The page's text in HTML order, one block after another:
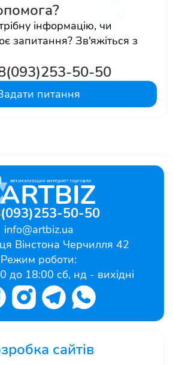
інформацію, чи
запитання? Зв'яжіться з
50-50
питання
50-50
info@artbiz.ua
Вінстона Черчилля 42
Режим роботи:
до 18:00 сб, нд - вихідні
сайтів